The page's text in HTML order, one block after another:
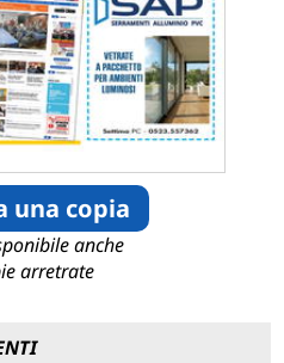
una copia
anche
arretrate